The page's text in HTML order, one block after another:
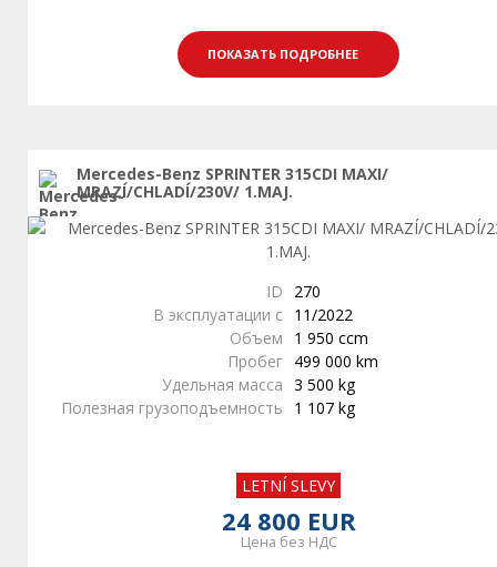
ПОКАЗАТЬ ПОДРОБНЕЕ
Mercedes-Benz SPRINTER 315CDI MAXI/
MRAZÍ/CHLADÍ/230V/ 1.MAJ.
ID
270
В эксплуатации с 11/2022
Объем
1 950 ccm
Пробег 499 000 km
Удельная масса 3 500 kg
Полезная грузоподъемность
1 107 kg
LETNÍ SLEVY
24 800 EUR
Цена без НДС